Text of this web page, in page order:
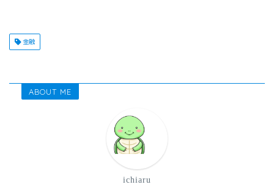
金融
ABOUT ME
ichiaru